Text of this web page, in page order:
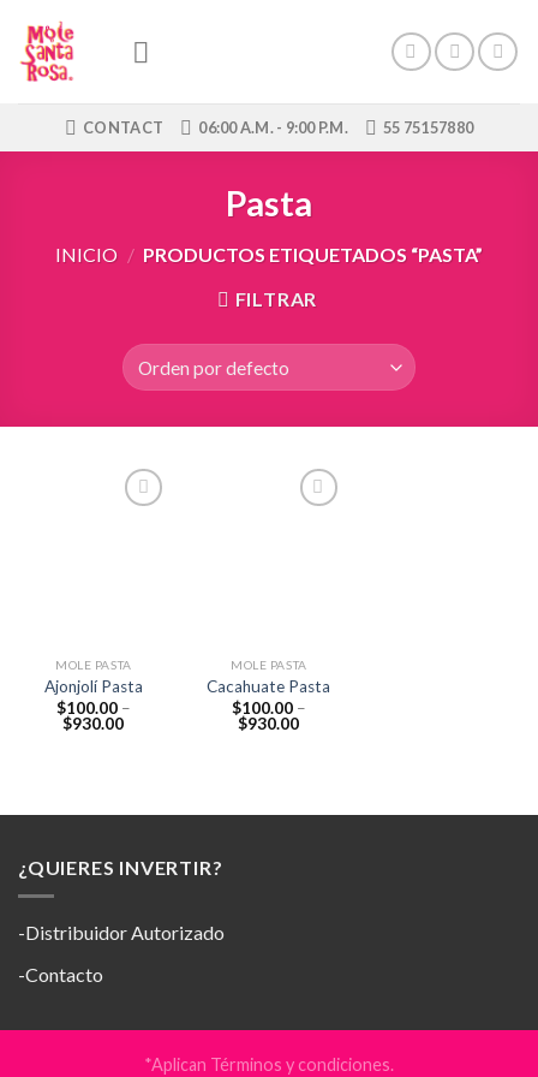
content
CONTACT 06:00 A.M. - 9:00 P.M. 55 75157880
Pasta
INICIO / PRODUCTOS ETIQUETADOS “PASTA”
FILTRAR
MOLE PASTA
Ajonjolí Pasta
$100.00–
$930.00
MOLE PASTA
Cacahuate Pasta
$100.00–
$930.00
¿QUIERES INVERTIR?
-Distribuidor Autorizado
-Contacto
*Aplican Términos y condiciones.